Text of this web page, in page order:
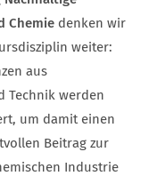
Chemie denken wir
weiter:
aus
Technik werden
um damit einen
Beitrag zur
Industrie